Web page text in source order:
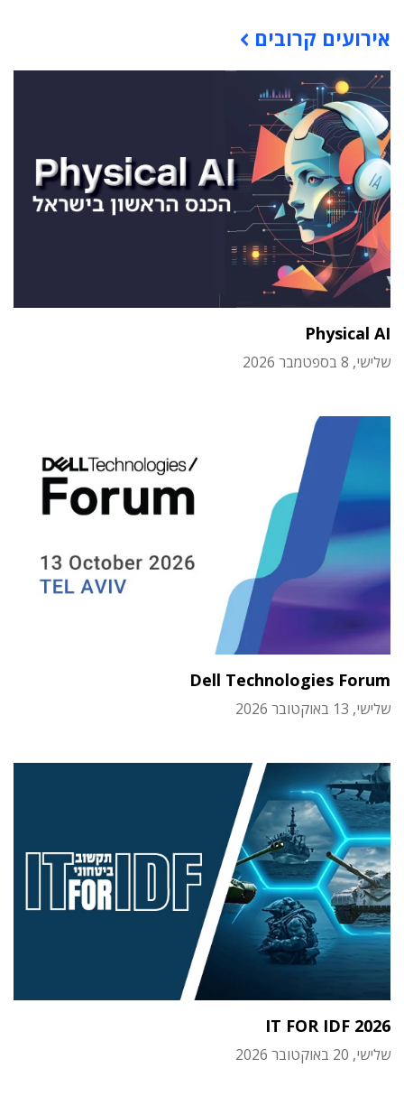
אירועים קרובים
Physical AI
שלישי, 8 בספטמבר 2026
Dell Technologies Forum
שלישי, 13 באוקטובר 2026
IT FOR IDF 2026
שלישי, 20 באוקטובר 2026